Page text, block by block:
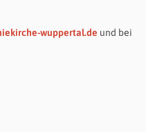
wuppertal.de und bei